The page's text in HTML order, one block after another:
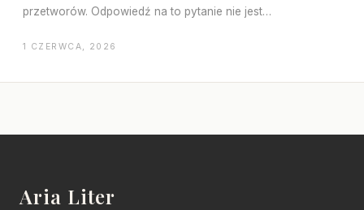
przetworów. Odpowiedź na to pytanie nie jest…
1 CZERWCA, 2026
Aria Liter